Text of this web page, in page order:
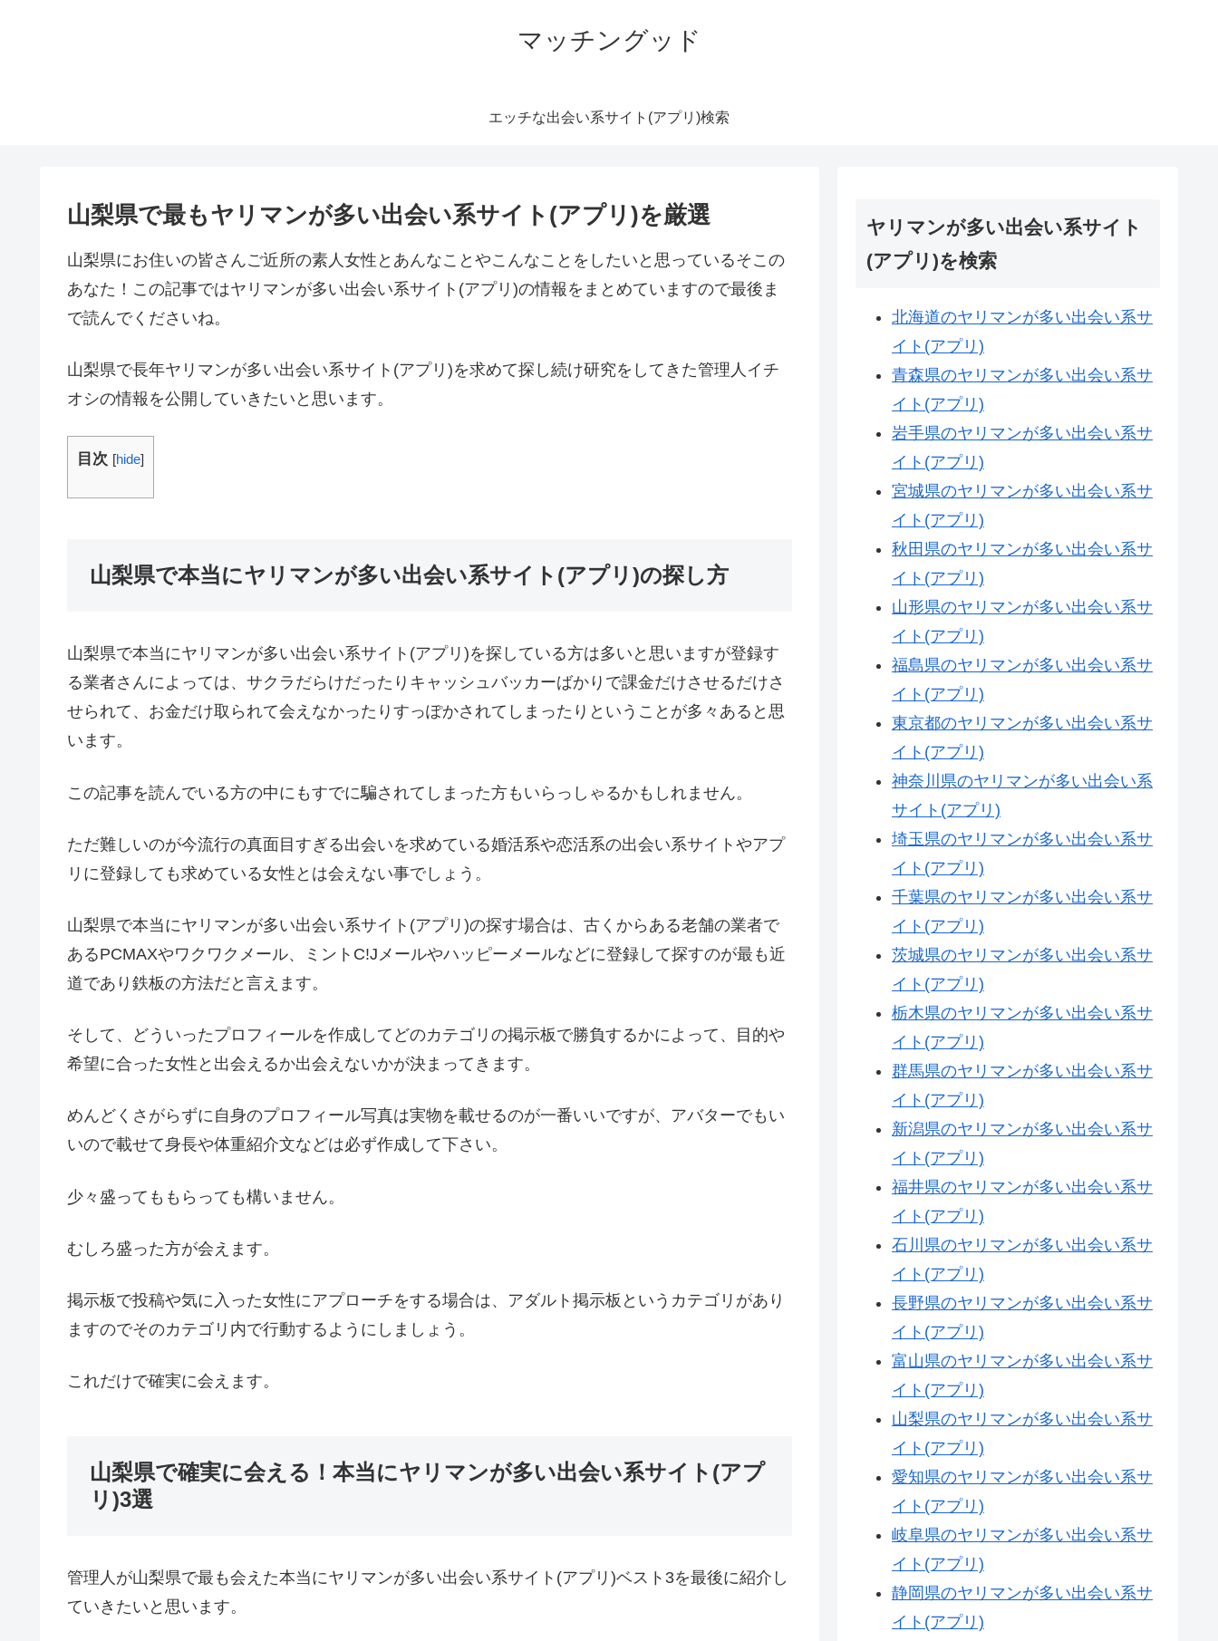
マッチングッド
エッチな出会い系サイト(アプリ)検索
山梨県で最もヤリマンが多い出会い系サイト(アプリ)を厳選
山梨県にお住いの皆さんご近所の素人女性とあんなことやこんなことをしたいと思っているそこの
あなた！この記事ではヤリマンが多い出会い系サイト(アプリ)の情報をまとめていますので最後ま
で読んでくださいね。
山梨県で長年ヤリマンが多い出会い系サイト(アプリ)を求めて探し続け研究をしてきた管理人イチ
オシの情報を公開していきたいと思います。
目次 [hide]
山梨県で本当にヤリマンが多い出会い系サイト(アプリ)の探し方
山梨県で本当にヤリマンが多い出会い系サイト(アプリ)を探している方は多いと思いますが登録す
る業者さんによっては、サクラだらけだったりキャッシュバッカーばかりで課金だけさせるだけさ
せられて、お金だけ取られて会えなかったりすっぽかされてしまったりということが多々あると思
います。
この記事を読んでいる方の中にもすでに騙されてしまった方もいらっしゃるかもしれません。
ただ難しいのが今流行の真面目すぎる出会いを求めている婚活系や恋活系の出会い系サイトやアプ
リに登録しても求めている女性とは会えない事でしょう。
山梨県で本当にヤリマンが多い出会い系サイト(アプリ)の探す場合は、古くからある老舗の業者で
あるPCMAXやワクワクメール、ミントC!Jメールやハッピーメールなどに登録して探すのが最も近
道であり鉄板の方法だと言えます。
そして、どういったプロフィールを作成してどのカテゴリの掲示板で勝負するかによって、目的や
希望に合った女性と出会えるか出会えないかが決まってきます。
めんどくさがらずに自身のプロフィール写真は実物を載せるのが一番いいですが、アバターでもい
いので載せて身長や体重紹介文などは必ず作成して下さい。
少々盛ってももらっても構いません。
むしろ盛った方が会えます。
掲示板で投稿や気に入った女性にアプローチをする場合は、アダルト掲示板というカテゴリがあり
ますのでそのカテゴリ内で行動するようにしましょう。
これだけで確実に会えます。
山梨県で確実に会える！本当にヤリマンが多い出会い系サイト(アプ
リ)3選
管理人が山梨県で最も会えた本当にヤリマンが多い出会い系サイト(アプリ)ベスト3を最後に紹介し
ていきたいと思います。
ヤリマンが多い出会い系サイト
(アプリ)を検索
北海道のヤリマンが多い出会い系サ
イト(アプリ)
青森県のヤリマンが多い出会い系サ
イト(アプリ)
岩手県のヤリマンが多い出会い系サ
イト(アプリ)
宮城県のヤリマンが多い出会い系サ
イト(アプリ)
秋田県のヤリマンが多い出会い系サ
イト(アプリ)
山形県のヤリマンが多い出会い系サ
イト(アプリ)
福島県のヤリマンが多い出会い系サ
イト(アプリ)
東京都のヤリマンが多い出会い系サ
イト(アプリ)
神奈川県のヤリマンが多い出会い系
サイト(アプリ)
埼玉県のヤリマンが多い出会い系サ
イト(アプリ)
千葉県のヤリマンが多い出会い系サ
イト(アプリ)
茨城県のヤリマンが多い出会い系サ
イト(アプリ)
栃木県のヤリマンが多い出会い系サ
イト(アプリ)
群馬県のヤリマンが多い出会い系サ
イト(アプリ)
新潟県のヤリマンが多い出会い系サ
イト(アプリ)
福井県のヤリマンが多い出会い系サ
イト(アプリ)
石川県のヤリマンが多い出会い系サ
イト(アプリ)
長野県のヤリマンが多い出会い系サ
イト(アプリ)
富山県のヤリマンが多い出会い系サ
イト(アプリ)
山梨県のヤリマンが多い出会い系サ
イト(アプリ)
愛知県のヤリマンが多い出会い系サ
イト(アプリ)
岐阜県のヤリマンが多い出会い系サ
イト(アプリ)
静岡県のヤリマンが多い出会い系サ
イト(アプリ)